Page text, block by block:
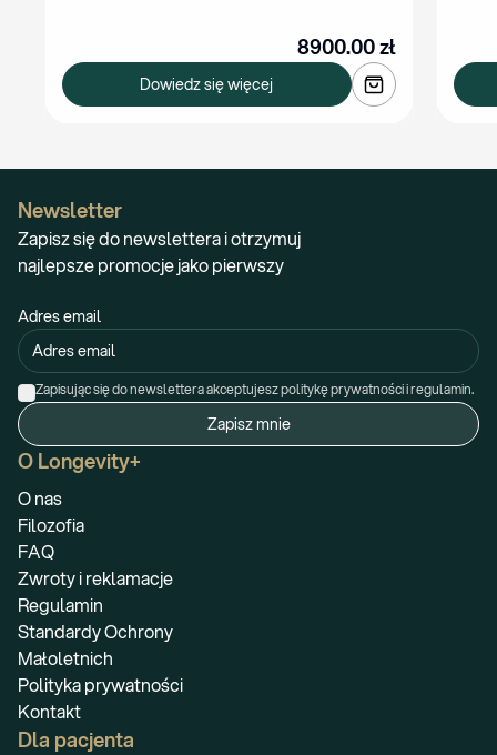
8900.00zł
Dowiedz się więcej
O Longevity+
O nas
Filozofia
FAQ
Zwroty i reklamacje
Regulamin
Standardy Ochrony
Małoletnich
Polityka prywatności
Kontakt
Dla pacjenta
Newsletter
Zapisz się do newslettera i otrzymuj
najlepsze promocje jako pierwszy
Adres email
Zapisując się do newslettera akceptujesz politykę prywatności i regulamin.
Zapisz mnie